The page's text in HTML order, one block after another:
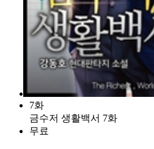
7화
금수저 생활백서 7화
무료